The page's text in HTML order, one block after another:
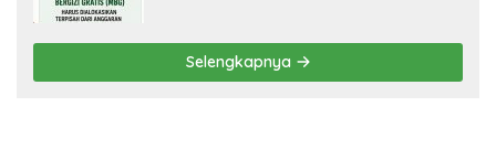
Selengkapnya